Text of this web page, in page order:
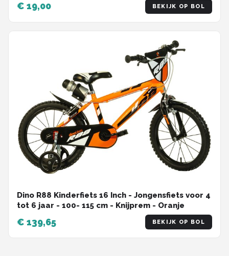
€ 19,00 BEKIJK OP BOL
Dino R88 Kinderfiets 16 Inch - Jongensfiets voor 4
tot 6 jaar - 100- 115 cm - Knijprem - Oranje
€ 139,65 BEKIJK OP BOL